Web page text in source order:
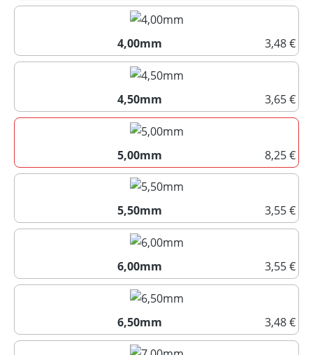
3,75mm
4,00mm
3,48 €
4,00mm
4,50mm
3,65 €
4,50mm
5,00mm
8,25 €
5,00mm
5,50mm
3,55 €
5,50mm
6,00mm
3,55 €
6,00mm
6,50mm
3,48 €
6,50mm